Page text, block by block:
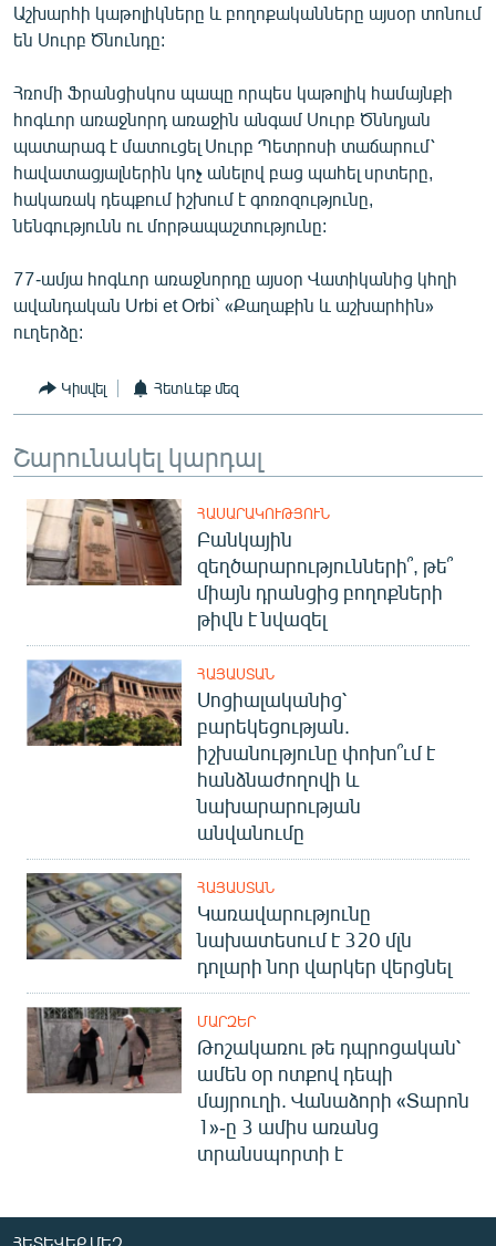
ԱՐԽԻՎ
ՏԵՍԱՆՅՈՒԹԵՐ
ԲԱՆԱՎԵՃ
ՁԳՏԵԼՈՎ ԼԱՎԱԳՈՒՅՆԻՆ
ՓՈԴՔԱՍԹ
Հայերեն
English
Русский
«Ազատության» բոլոր կայքերը
Աշխարհի կաթոլիկները և բողոքականները այսօր տոնում
են Սուրբ Ծնունդը:
Հռոմի Ֆրանցիսկոս պապը որպես կաթոլիկ համայնքի
հոգևոր առաջնորդ առաջին անգամ Սուրբ Ծննդյան
պատարագ է մատուցել Սուրբ Պետրոսի տաճարում՝
հավատացյալներին կոչ անելով բաց պահել սրտերը,
հակառակ դեպքում իշխում է գոռոզությունը,
նենգությունն ու մորթապաշտությունը:
77-ամյա հոգևոր առաջնորդը այսօր Վատիկանից կհղի
ավանդական Urbi et Orbi` «Քաղաքին և աշխարհին»
ուղերձը:
Կիսվել Հետևեք մեզ
Շարունակել կարդալ
ՀԱՍԱՐԱԿՈՒԹՅՈՒՆ
Բանկային
զեղծարարությունների՞, թե՞
միայն դրանցից բողոքների
թիվն է նվազել
ՀԱՅԱՍՏԱՆ
Սոցիալականից՝
բարեկեցության.
իշխանությունը փոխո՞ւմ է
հանձնաժողովի և
նախարարության
անվանումը
ՀԱՅԱՍՏԱՆ
Կառավարությունը
նախատեսում է 320 մլն
դոլարի նոր վարկեր վերցնել
ՄԱՐԶԵՐ
Թոշակառու թե դպրոցական՝
ամեն օր ոտքով դեպի
մայրուղի. Վանաձորի «Տարոն
1»-ը 3 ամիս առանց
տրանսպորտի է
ՀԵՏԵՎԵՔ ՄԵԶ